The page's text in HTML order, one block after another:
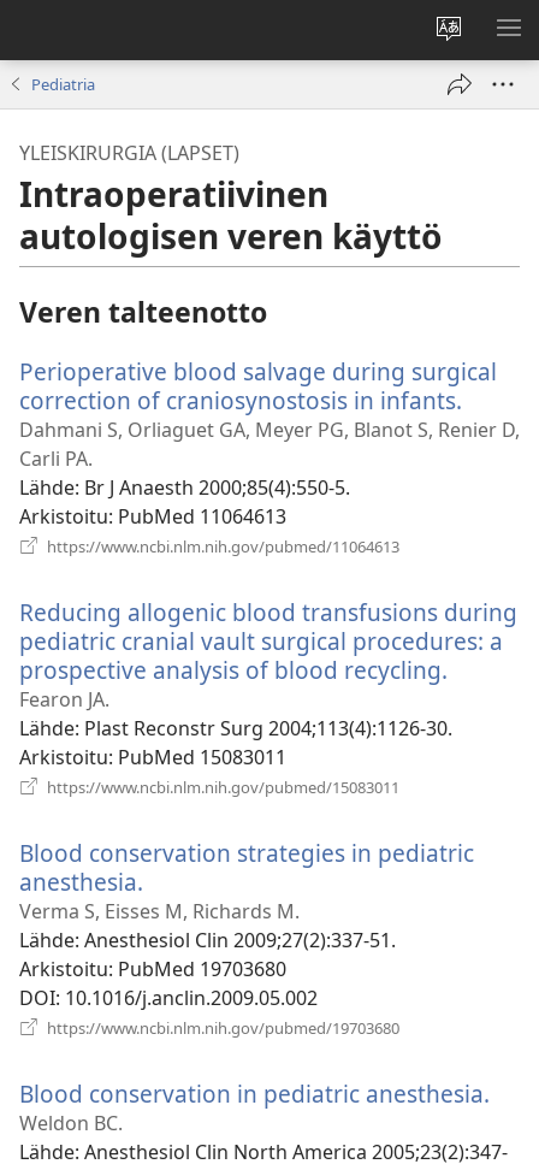
Vaihda
sivuston
kieli
Pediatria
YLEISKIRURGIA (LAPSET)
Intraoperatiivinen
autologisen veren käyttö
Veren talteenotto
Perioperative blood salvage during surgical
correction of craniosynostosis in infants.
uuden
Dahmani S, Orliaguet GA, Meyer PG, Blanot S, Renier D,
Carli PA.
Lähde‎: Br J Anaesth 2000;85(4):550-5.
Arkistoitu‎: PubMed 11064613
https://www.ncbi.nlm.nih.gov/pubmed/11064613
Reducing allogenic blood transfusions during
pediatric cranial vault surgical procedures: a
prospective analysis of blood recycling.
Fearon JA.
Lähde‎: Plast Reconstr Surg 2004;113(4):1126-30.
Arkistoitu‎: PubMed 15083011
https://www.ncbi.nlm.nih.gov/pubmed/15083011
Blood conservation strategies in pediatric
anesthesia.
uuden
ikkunan)
Verma S, Eisses M, Richards M.
Lähde‎: Anesthesiol Clin 2009;27(2):337-51.
Arkistoitu‎: PubMed 19703680
DOI‎: 10.1016/j.anclin.2009.05.002
https://www.ncbi.nlm.nih.gov/pubmed/19703680
Blood conservation in pediatric anesthesia.
Weldon BC.
Lähde‎: Anesthesiol Clin North America 2005;23(2):347-